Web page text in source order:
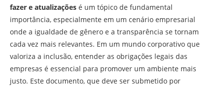
fazer e atualizações é um tópico de fundamental
importância, especialmente em um cenário empresarial
onde a igualdade de gênero e a transparência se tornam
cada vez mais relevantes. Em um mundo corporativo que
valoriza a inclusão, entender as obrigações legais das
empresas é essencial para promover um ambiente mais
justo. Este documento, que deve ser submetido por